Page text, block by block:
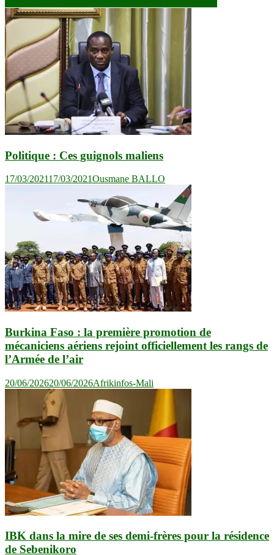
l’article
Politique : Ces guignols maliens
17/03/202117/03/2021Ousmane BALLO
Burkina Faso : la première promotion de
mécaniciens aériens rejoint officiellement les rangs de
l’Armée de l’air
20/06/202620/06/2026Afrikinfos-Mali
IBK dans la mire de ses demi-frères pour la résidence
de Sebenikoro